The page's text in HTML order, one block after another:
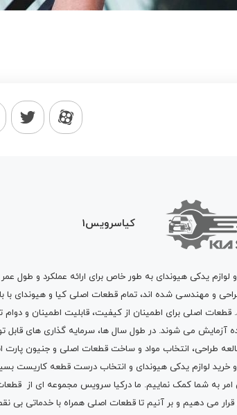
کیاسرویس1
لوازم یدکی هیوندای به طور خاص برای ارائه عملکرد و طول
و مهندسی شده اند، تمام قطعات اصلی کیا و هیوندای با
قطعات اصلی برای اطمینان از کیفیت، قابلیت اطمینان و
آزمایش می شوند. در طول سال ها، سرمایه گذاری های قابل
طراحی، انتخاب مواد و ساخت قطعات اصلی و جنیون
و خرید لوازم یدکی هیوندای و انتخاب درست قطعه کاریست
امر به شما کمک نماییم. ما درکیا سرویس مجموعه ای از
قرار می دهیم و بر آنیم تا قطعات اصلی همراه با خدماتی بی